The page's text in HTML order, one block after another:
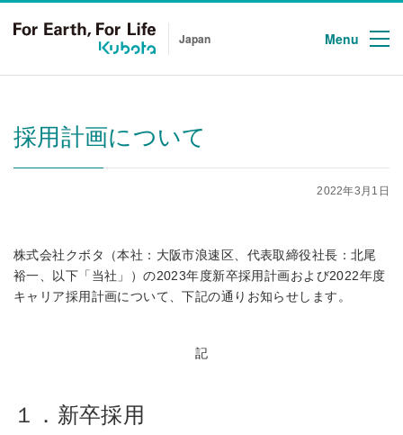
Japan Menu
採用計画について
2022年3月1日
株式会社クボタ（本社：大阪市浪速区、代表取締役社長：北尾
裕一、以下「当社」）の2023年度新卒採用計画および2022年度
キャリア採用計画について、下記の通りお知らせします。
記
１．新卒採用